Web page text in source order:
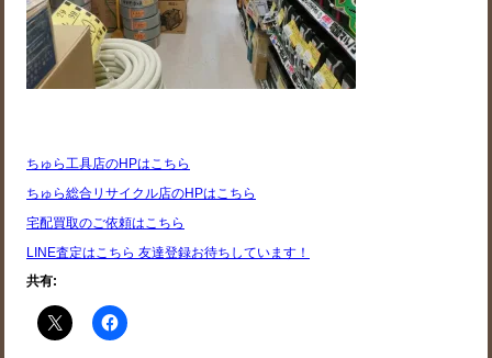
ちゅら工具店のHPはこちら
ちゅら総合リサイクル店のHPはこちら
宅配買取のご依頼はこちら
LINE査定はこちら 友達登録お待ちしています！
共有: